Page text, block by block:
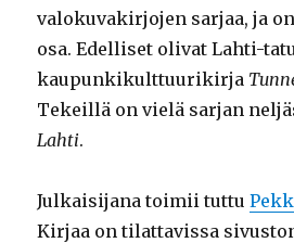
valokuvakirjojen sarjaa, ja
osa. Edelliset olivat Lahti-
kaupunkikulttuurikirja
Tekeillä on vielä sarjan
Lahti.
Julkaisijana toimii tuttu
Kirjaa on tilattavissa